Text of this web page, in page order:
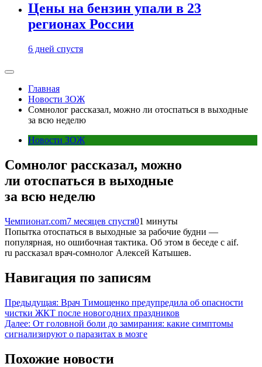
Цены на бензин упали в 23
регионах России
6 дней спустя
Главная
Новости ЗОЖ
Сомнолог рассказал, можно ли отоспаться в выходные
за всю неделю
Новости ЗОЖ
Сомнолог рассказал, можно
ли отоспаться в выходные
за всю неделю
Чемпионат.com7 месяцев спустя01 минуты
Попытка отоспаться в выходные за рабочие будни —
популярная, но ошибочная тактика. Об этом в беседе с aif.
ru рассказал врач-сомнолог Алексей Катышев.
Навигация по записям
Предыдущая: Врач Тимощенко предупредила об опасности
чистки ЖКТ после новогодних праздников
Далее: От головной боли до замирания: какие симптомы
сигнализируют о паразитах в мозге
Похожие новости